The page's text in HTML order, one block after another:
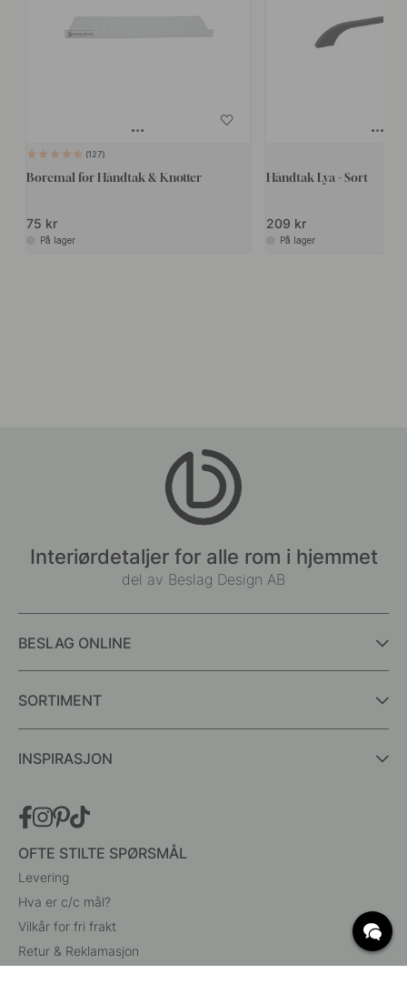
127
Boremal for Håndtak & Knotter
75 kr
På lager
Håndtak Lya - Sort
209 kr
På lager
Interiørdetaljer for alle rom i hjemmet
del av Beslag Design AB
BESLAG ONLINE
SORTIMENT
INSPIRASJON
OFTE STILTE SPØRSMÅL
Levering
Hva er c/c mål?
Vilkår for fri frakt
Retur & Reklamasjon